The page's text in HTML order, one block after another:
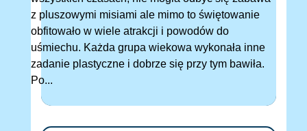
z pluszowymi misiami ale mimo to świętowanie
obfitowało w wiele atrakcji i powodów do
uśmiechu. Każda grupa wiekowa wykonała inne
zadanie plastyczne i dobrze się przy tym bawiła.
Po...